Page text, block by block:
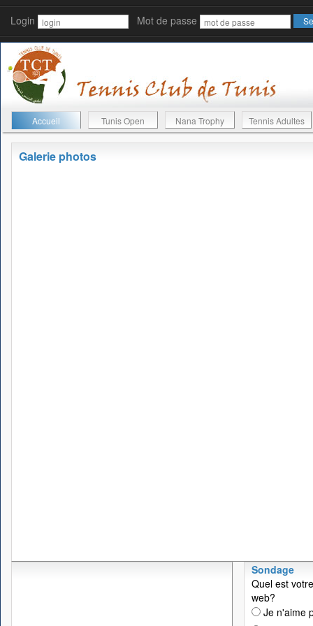
Login Mot de passe
Accueil Tunis Open Nana Trophy Tennis Adultes
Galerie photos
Sondage
Quel est
web?
Je n'aime